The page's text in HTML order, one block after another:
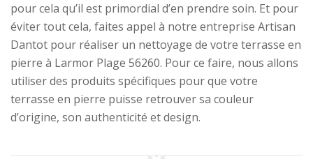
pour cela qu’il est primordial d’en prendre soin. Et pour
éviter tout cela, faites appel à notre entreprise Artisan
Dantot pour réaliser un nettoyage de votre terrasse en
pierre à Larmor Plage 56260. Pour ce faire, nous allons
utiliser des produits spécifiques pour que votre
terrasse en pierre puisse retrouver sa couleur
d’origine, son authenticité et design.